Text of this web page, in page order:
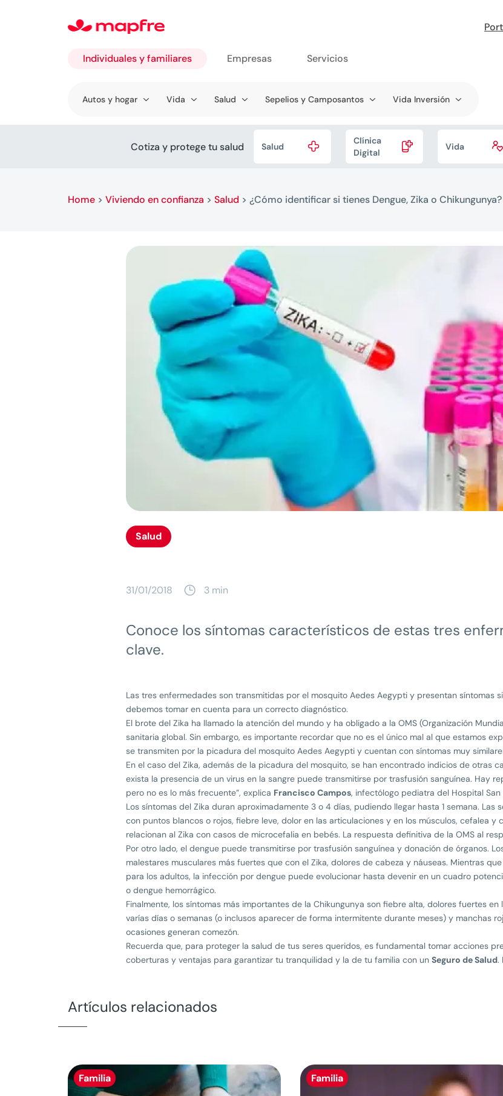
Individuales y familiares
Ir a
Autos y hogar Vida Salud Sepelios y Camposantos Vida Inversión
Empresas Servicios
Cotiza y protege tu salud 
Salud 
Clínica
Digital

Vida
Home > Viviendo en confianza > Salud > ¿Cómo identificar si tienes Dengue, Zika o Chikungunya?
Salud
31/01/2018 3 min
Conoce los síntomas característicos de estas tres
clave.
Las tres enfermedades son transmitidas por el mosquito Aedes Aegypti y presentan síntomas
debemos tomar en cuenta para un correcto diagnóstico.
El brote del Zika ha llamado la atención del mundo y ha obligado a la OMS (Organización
sanitaria global. Sin embargo, es importante recordar que no es el único mal al que estamos
se transmiten por la picadura del mosquito Aedes Aegypti y cuentan con síntomas muy
En el caso del Zika, además de la picadura del mosquito, se han encontrado indicios de otras
exista la presencia de un virus en la sangre puede transmitirse por trasfusión sanguínea. Hay
pero no es lo más frecuente”, explica Francisco Campos, infectólogo pediatra del Hospital San
Los síntomas del Zika duran aproximadamente 3 o 4 días, pudiendo llegar hasta 1 semana. Las
con puntos blancos o rojos, fiebre leve, dolor en las articulaciones y en los músculos, cefalea y
relacionan al Zika con casos de microcefalia en bebés. La respuesta definitiva de la OMS al
Por otro lado, el dengue puede transmitirse por trasfusión sanguínea y donación de órganos.
malestares musculares más fuertes que con el Zika, dolores de cabeza y náuseas. Mientras
para los adultos, la infección por dengue puede evolucionar hasta devenir en un cuadro
o dengue hemorrágico.
Finalmente, los síntomas más importantes de la Chikungunya son fiebre alta, dolores fuertes
varías días o semanas (o inclusos aparecer de forma intermitente durante meses) y manchas
ocasiones generan comezón.
Recuerda que, para proteger la salud de tus seres queridos, es fundamental tomar acciones
coberturas y ventajas para garantizar tu tranquilidad y la de tu familia con un Seguro de Salud.
Artículos relacionados
Familia Familia